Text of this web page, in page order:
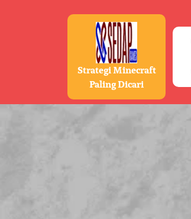
Strategi Minecraft
Paling Dicari